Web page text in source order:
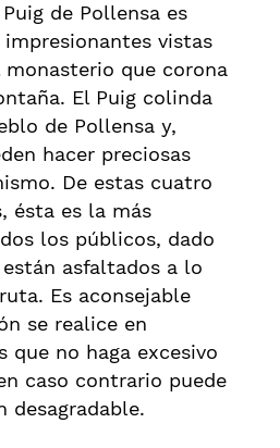
de Pollensa es
vistas
monasterio que corona
El Puig colinda
de Pollensa y,
hacer preciosas
De estas cuatro
ésta es la más
los públicos, dado
asfaltados a lo
Es aconsejable
se realice en
que no haga excesivo
caso contrario puede
desagradable.